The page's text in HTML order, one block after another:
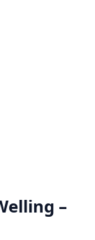
–